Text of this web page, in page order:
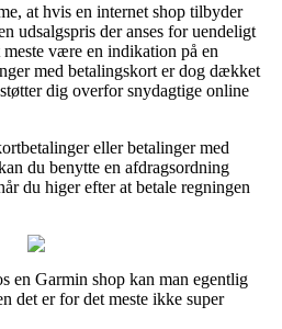
at hvis en internet shop tilbyder
udsalgspris der anses for uendeligt
være en indikation på en
med betalingskort er dog dækket
dig overfor snydagtige online
eller betalinger med
du benytte en afdragsordning
du higer efter at betale regningen
en Garmin shop kan man egentlig
det er for det meste ikke super